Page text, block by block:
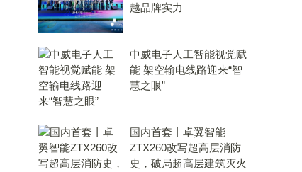
越品牌实力
中威电子人工智能视觉赋
能 架空输电线路迎来“智
慧之眼”
国内首套丨卓翼智能
ZTX260改写超高层消防
史，破局超高层建筑灭火